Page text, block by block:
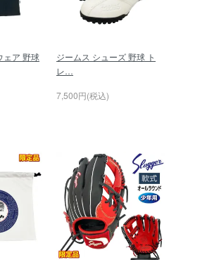
ェア 野球
ジームス シューズ 野球 ト
レ…
7,500円(税込)